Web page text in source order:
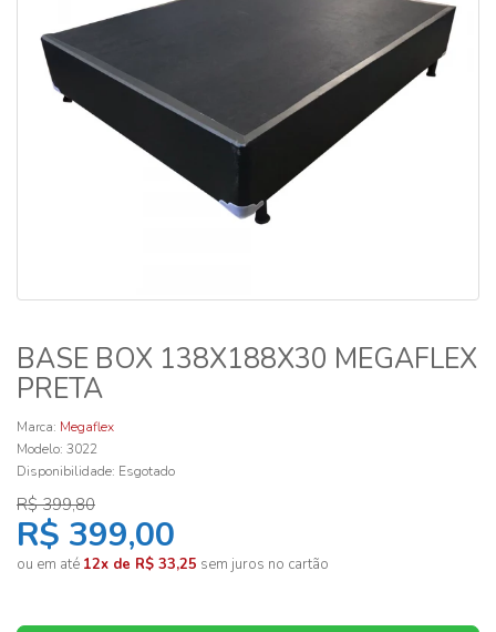
BASE BOX 138X188X30 MEGAFLEX
PRETA
Marca: Megaflex
Modelo: 3022
Disponibilidade: Esgotado
R$ 399,80
R$ 399,00
ou em até 12x de R$ 33,25 sem juros no cartão